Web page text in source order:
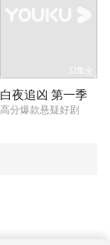
32集全
白夜追凶 第一季
高分爆款悬疑好剧